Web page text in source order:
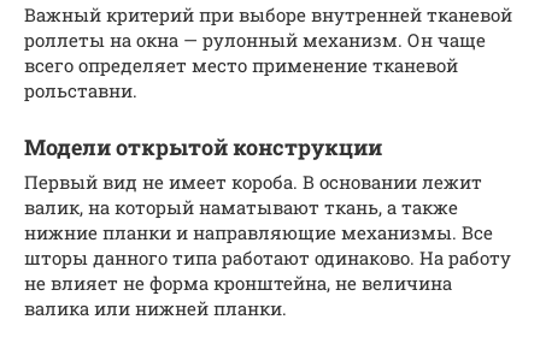
Важный критерий при выборе внутренней тканевой
роллеты на окна — рулонный механизм. Он чаще
всего определяет место применение тканевой
рольставни.
Модели открытой конструкции
Первый вид не имеет короба. В основании лежит
валик, на который наматывают ткань, а также
нижние планки и направляющие механизмы. Все
шторы данного типа работают одинаково. На работу
не влияет не форма кронштейна, не величина
валика или нижней планки.